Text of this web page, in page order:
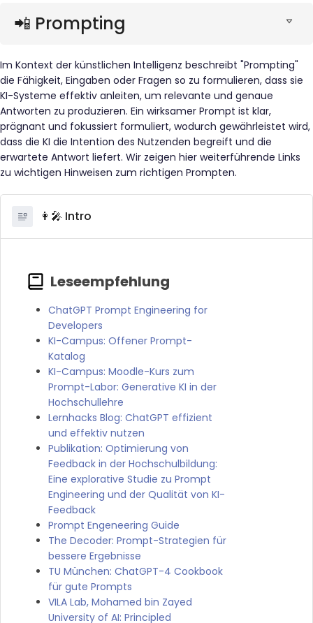
📲 Prompting
Im Kontext der künstlichen Intelligenz beschreibt "Prompting"
die Fähigkeit, Eingaben oder Fragen so zu formulieren, dass sie
KI-Systeme effektiv anleiten, um relevante und genaue
Antworten zu produzieren. Ein wirksamer Prompt ist klar,
prägnant und fokussiert formuliert, wodurch gewährleistet wird,
dass die KI die Intention des Nutzenden begreift und die
erwartete Antwort liefert. Wir zeigen hier weiterführende Links
zu wichtigen Hinweisen zum richtigen Prompten.
👩‍🎤 Intro
ChatGPT Prompt Engineering for
Developers
KI-Campus: Offener Prompt-
Katalog
KI-Campus: Moodle-Kurs zum
Prompt-Labor: Generative KI in der
Hochschullehre
Lernhacks Blog: ChatGPT effizient
und effektiv nutzen
Publikation: Optimierung von
Feedback in der Hochschulbildung:
Eine explorative Studie zu Prompt
Engineering und der Qualität von KI-
Feedback
Prompt Engeneering Guide
The Decoder: Prompt-Strategien für
bessere Ergebnisse
TU München: ChatGPT-4 Cookbook
für gute Prompts
VILA Lab, Mohamed bin Zayed
University of AI: Principled